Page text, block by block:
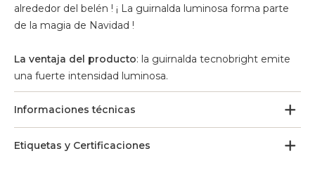
alrededor del belén ! ¡ La guirnalda luminosa forma parte
de la magia de Navidad !
La ventaja del producto: la guirnalda tecnobright emite
una fuerte intensidad luminosa.
Informaciones técnicas
Etiquetas y Certificaciones